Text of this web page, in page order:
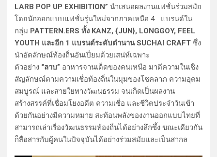
LARB POP UP EXHIBITION” นำเสนอผลงานแฟชั่นร่วมสมัย
โดยนักออกแบบแฟชั่นรุ่นใหม่จากภาคเหนือ 4 แบรนด์ใน
กลุ่ม PATTERN.ERS ทั้ง KANZ, {JUN}, LONGGOY, FEEL
YOUTH และอีก 1 แบรนด์ระดับตำนาน SUCHAI CRAFT ซึ่ง
นำอัตลักษณ์ท้องถิ่นอันเปี่ยมด้วยเสน่ห์เฉพาะ
ตัวอย่าง “ลาบ” อาหารจานเด็ดของคนเหนือ มาตีความในเชิง
สัญลักษณ์ตามความเชื่อท้องถิ่นในมุมของโชคลาภ ความอุดม
สมบูรณ์ และสายใยทางวัฒนธรรม จนเกิดเป็นผลงาน
สร้างสรรค์ที่เชื่อมโยงอดีต ความเชื่อ และชีวิตประจำวันเข้า
ด้วยกันอย่างมีความหมาย สะท้อนพลังของงานออกแบบไทยที่
สามารถเล่าเรื่องวัฒนธรรมท้องถิ่นได้อย่างลึกซึ้ง ขณะเดียวกัน
ก็สื่อสารกับผู้คนในปัจจุบันได้อย่างร่วมสมัยและเป็นสากล